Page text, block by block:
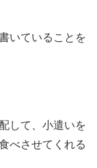
いていることを
して、小遣いを
べさせてくれる